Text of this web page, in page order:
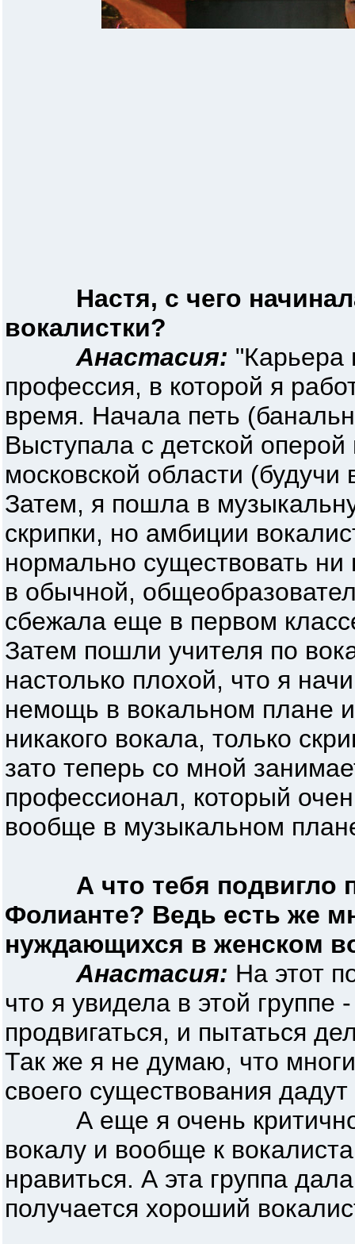
Настя, с чего
вокалистки?
Анастасия: "Карьера
профессия, в которой я
время. Начала петь
Выступала с детской
московской области (будучи
Затем, я пошла в
скрипки, но амбиции
нормально существовать
в обычной,
сбежала еще в первом
Затем пошли учителя по
настолько плохой, что я
немощь в вокальном плане
никакого вокала, только
зато теперь со мной
профессионал, который
вообще в музыкальном
А что тебя подвигло
Фолианте? Ведь есть же
нуждающихся в женском
Анастасия: На этот
что я увидела в этой группе
продвигаться, и пытаться
Так же я не думаю, что
своего существования
А еще я очень критично
вокалу и вообще к
нравиться. А эта группа
получается хороший